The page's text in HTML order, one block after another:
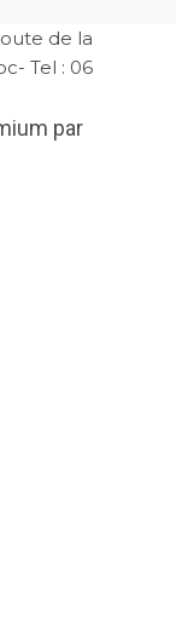
de la
Tel : 06
par